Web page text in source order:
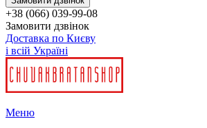
+38 (066) 039-99-08
Замовити дзвінок
Доставка по Києву
і всій Україні
Меню